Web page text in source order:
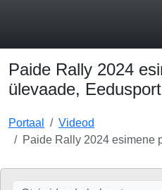
Paide Rally 2024
ülevaade,
Portaal
Videod
Paide Rally 2024 esimene